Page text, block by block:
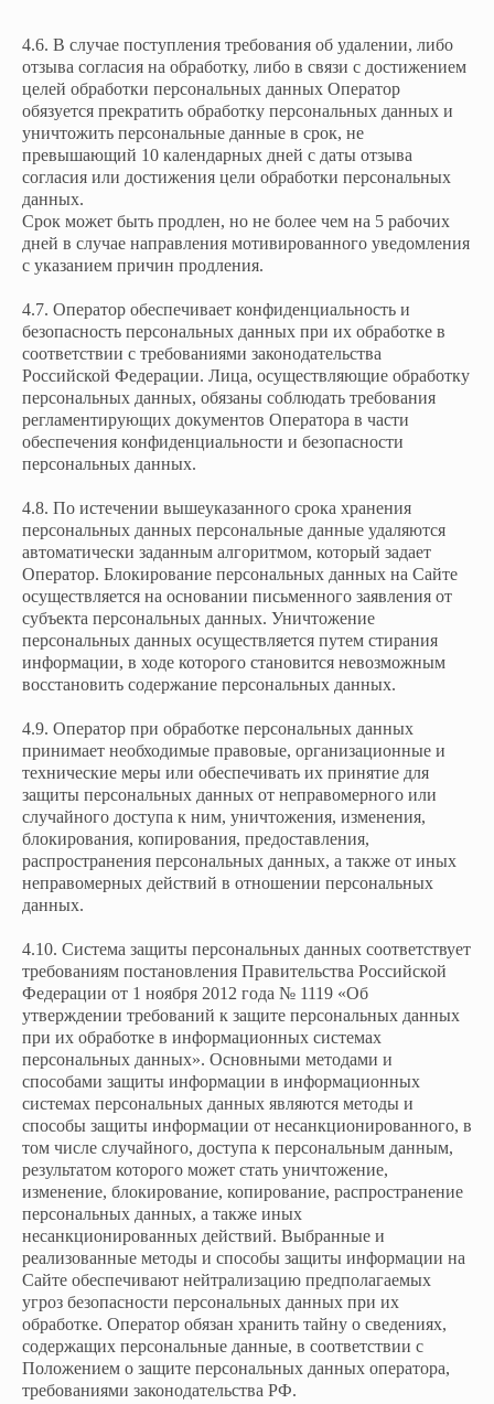
4.6. В случае поступления требования об удалении, либо
отзыва согласия на обработку, либо в связи с достижением
целей обработки персональных данных Оператор
обязуется прекратить обработку персональных данных и
уничтожить персональные данные в срок, не
превышающий 10 календарных дней с даты отзыва
согласия или достижения цели обработки персональных
данных.
Срок может быть продлен, но не более чем на 5 рабочих
дней в случае направления мотивированного уведомления
с указанием причин продления.
4.7. Оператор обеспечивает конфиденциальность и
безопасность персональных данных при их обработке в
соответствии с требованиями законодательства
Российской Федерации. Лица, осуществляющие обработку
персональных данных, обязаны соблюдать требования
регламентирующих документов Оператора в части
обеспечения конфиденциальности и безопасности
персональных данных.
4.8. По истечении вышеуказанного срока хранения
персональных данных персональные данные удаляются
автоматически заданным алгоритмом, который задает
Оператор. Блокирование персональных данных на Сайте
осуществляется на основании письменного заявления от
субъекта персональных данных. Уничтожение
персональных данных осуществляется путем стирания
информации, в ходе которого становится невозможным
восстановить содержание персональных данных.
4.9. Оператор при обработке персональных данных
принимает необходимые правовые, организационные и
технические меры или обеспечивать их принятие для
защиты персональных данных от неправомерного или
случайного доступа к ним, уничтожения, изменения,
блокирования, копирования, предоставления,
распространения персональных данных, а также от иных
неправомерных действий в отношении персональных
данных.
4.10. Система защиты персональных данных соответствует
требованиям постановления Правительства Российской
Федерации от 1 ноября 2012 года № 1119 «Об
утверждении требований к защите персональных данных
при их обработке в информационных системах
персональных данных». Основными методами и
способами защиты информации в информационных
системах персональных данных являются методы и
способы защиты информации от несанкционированного, в
том числе случайного, доступа к персональным данным,
результатом которого может стать уничтожение,
изменение, блокирование, копирование, распространение
персональных данных, а также иных
несанкционированных действий. Выбранные и
реализованные методы и способы защиты информации на
Сайте обеспечивают нейтрализацию предполагаемых
угроз безопасности персональных данных при их
обработке. Оператор обязан хранить тайну о сведениях,
содержащих персональные данные, в соответствии с
Положением о защите персональных данных оператора,
требованиями законодательства РФ.